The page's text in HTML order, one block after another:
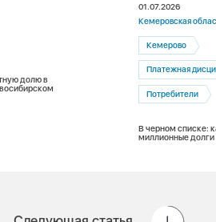
долю в
01.07.2026
Кемеровская
Кемерово
Платежная
Потребители
В черном списке:
миллионные долги